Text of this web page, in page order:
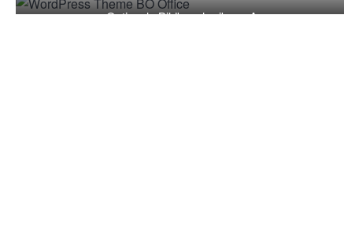
Optionale Bildbeschreibung A